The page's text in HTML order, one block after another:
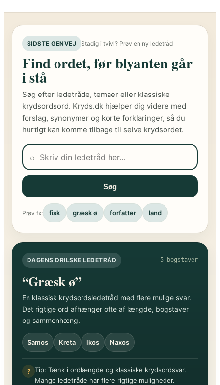
SIDSTE GENVEJ Stadig i tvivl? Prøv en ny ledetråd
Find ordet, før blyanten går
i stå
Søg efter ledetråde, temaer eller klassiske
krydsordsord. Kryds.dk hjælper dig videre med
forslag, synonymer og korte forklaringer, så du
hurtigt kan komme tilbage til selve krydsordet.
⌕
Søg
Prøv fx: fisk græsk ø forfatter land
DAGENS DRILSKE LEDETRÅD 5 bogstaver
“Græsk ø”
En klassisk krydsordsledetråd med flere mulige svar.
Det rigtige ord afhænger ofte af længde, bogstaver
og sammenhæng.
Samos Kreta Ikos Naxos
? Tip: Tænk i ordlængde og klassiske krydsordsvar.
Mange ledetråde har flere rigtige muligheder.